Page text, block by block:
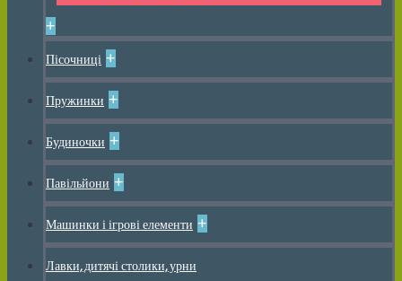
+
Пісочниці +
Пружинки +
Будиночки +
Павільйони +
Машинки і ігрові елементи +
Лавки, дитячі столики, урни